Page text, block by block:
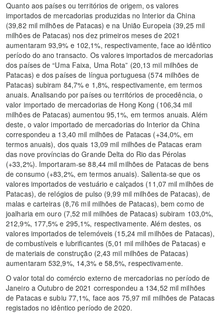
Quanto aos países ou territórios de origem, os valores
importados de mercadorias produzidas no Interior da China
(39,82 mil milhões de Patacas) e na União Europeia (39,25 mil
milhões de Patacas) nos dez primeiros meses de 2021
aumentaram 93,9% e 102,1%, respectivamente, face ao idêntico
período do ano transacto. Os valores importados de mercadorias
dos países de “Uma Faixa, Uma Rota” (20,13 mil milhões de
Patacas) e dos países de língua portuguesa (574 milhões de
Patacas) subiram 84,7% e 1,8%, respectivamente, em termos
anuais. Analisando por países ou territórios de procedência, o
valor importado de mercadorias de Hong Kong (106,34 mil
milhões de Patacas) aumentou 95,1%, em termos anuais. Além
deste, o valor importado de mercadorias do Interior da China
correspondeu a 13,40 mil milhões de Patacas (+34,0%, em
termos anuais), dos quais 13,09 mil milhões de Patacas eram
das nove províncias do Grande Delta do Rio das Pérolas
(+33,2%). Importaram-se 88,44 mil milhões de Patacas de bens
de consumo (+83,2%, em termos anuais). Salienta-se que os
valores importados de vestuário e calçados (11,07 mil milhões de
Patacas), de relógios de pulso (9,99 mil milhões de Patacas), de
malas e carteiras (8,76 mil milhões de Patacas), bem como de
joalharia em ouro (7,52 mil milhões de Patacas) subiram 103,0%,
212,9%, 177,5% e 295,1%, respectivamente. Além destes, os
valores importados de telemóveis (15,24 mil milhões de Patacas),
de combustíveis e lubrificantes (5,01 mil milhões de Patacas) e
de materiais de construção (2,43 mil milhões de Patacas)
aumentaram 532,9%, 14,3% e 58,5%, respectivamente.
O valor total do comércio externo de mercadorias no período de
Janeiro a Outubro de 2021 correspondeu a 134,52 mil milhões
de Patacas e subiu 77,1%, face aos 75,97 mil milhões de Patacas
registados no idêntico período de 2020.